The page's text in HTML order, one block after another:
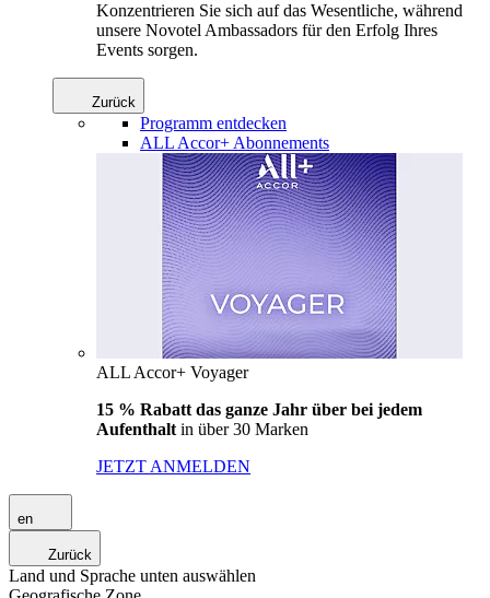
Konzentrieren Sie sich auf das Wesentliche, während
unsere Novotel Ambassadors für den Erfolg Ihres
Events sorgen.
Zurück
Programm entdecken
ALL Accor+ Abonnements
ALL Accor+ Voyager
15 % Rabatt das ganze Jahr über bei jedem
Aufenthalt in über 30 Marken
JETZT ANMELDEN
en
Zurück
Land und Sprache unten auswählen